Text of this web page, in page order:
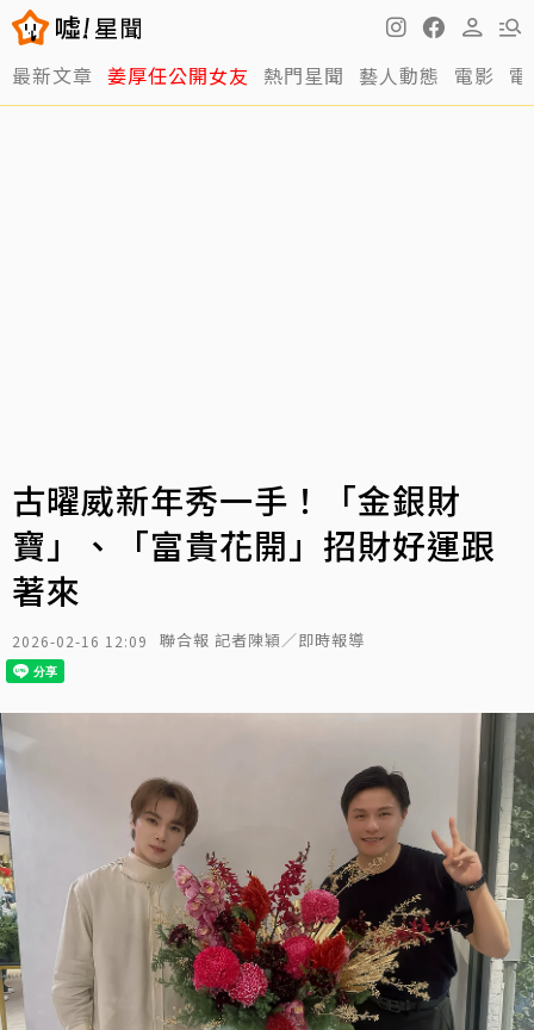
最新文章 姜厚任公開女友 熱門星聞 藝人動態 電影
古曜威新年秀一手！「金銀財
寶」、「富貴花開」招財好運跟
著來
2026-02-16 12:09 聯合報 記者陳穎／即時報導